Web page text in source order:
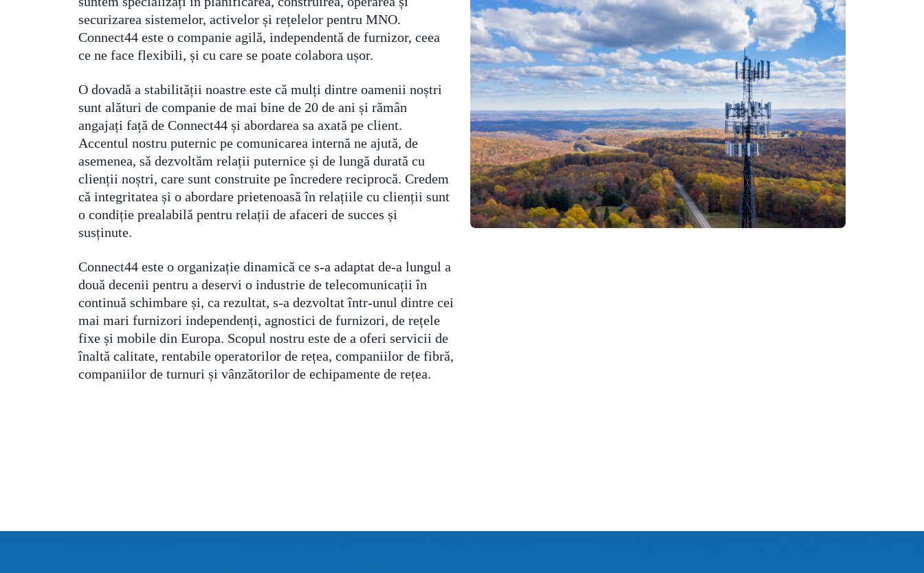
securizarea sistemelor, activelor și rețelelor pentru MNO.
Connect44 este o companie agilă, independentă de furnizor, ceea
ce ne face flexibili, și cu care se poate colabora ușor.
O dovadă a stabilității noastre este că mulți dintre oamenii noștri
sunt alături de companie de mai bine de 20 de ani și rămân
angajați față de Connect44 și abordarea sa axată pe client.
Accentul nostru puternic pe comunicarea internă ne ajută, de
asemenea, să dezvoltăm relații puternice și de lungă durată cu
clienții noștri, care sunt construite pe încredere reciprocă. Credem
că integritatea și o abordare prietenoasă în relațiile cu clienții sunt
o condiție prealabilă pentru relații de afaceri de succes și
susținute.
Connect44 este o organizație dinamică ce s-a adaptat de-a lungul a
două decenii pentru a deservi o industrie de telecomunicații în
continuă schimbare și, ca rezultat, s-a dezvoltat într-unul dintre cei
mai mari furnizori independenți, agnostici de furnizori, de rețele
fixe și mobile din Europa. Scopul nostru este de a oferi servicii de
înaltă calitate, rentabile operatorilor de rețea, companiilor de fibră,
companiilor de turnuri și vânzătorilor de echipamente de rețea.